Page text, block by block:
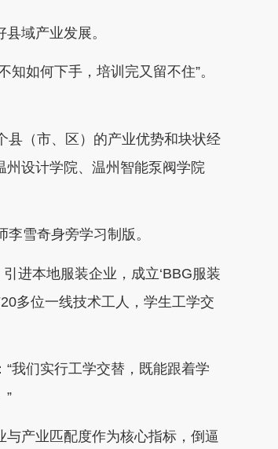
域产业发展。
如何下手，培训完又留不住”。
（市、区）的产业优势和块状经
设计学院、温州智能泵阀学院
雪奇身旁学习制版。
进本地服装企业，成立‘BBG服装
多位一线技术工人，学生工学交
们实行工学交替，既能跟着学
”
产业匹配度作为核心指标，倒逼